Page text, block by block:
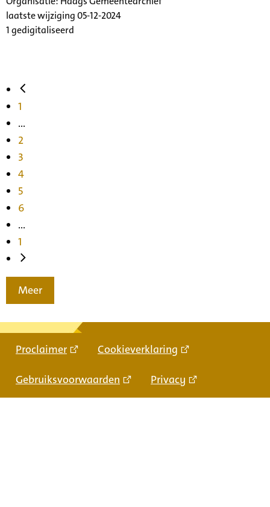
laatste wijziging 05-12-2024
1 gedigitaliseerd
1
...
2
3
4
5
6
...
1
Meer
Proclaimer Cookieverklaring
Gebruiksvoorwaarden Privacy